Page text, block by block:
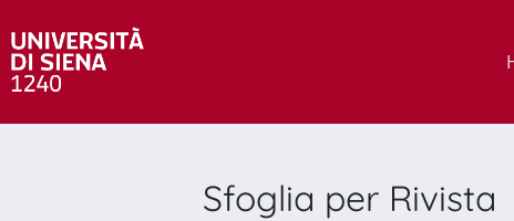
Sfoglia per Rivista